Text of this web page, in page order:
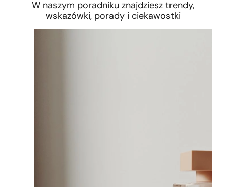
W naszym poradniku znajdziesz trendy,
wskazówki, porady i ciekawostki